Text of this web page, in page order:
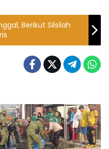
Berikut Silsilah